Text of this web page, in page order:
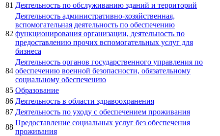
81 Деятельность по обслуживанию зданий и территорий
82
Деятельность административно-хозяйственная,
вспомогательная деятельность по обеспечению
функционирования организации, деятельность по
предоставлению прочих вспомогательных услуг для
бизнеса
84
Деятельность органов государственного управления по
обеспечению военной безопасности, обязательному
социальному обеспечению
85 Образование
86 Деятельность в области здравоохранения
87 Деятельность по уходу с обеспечением проживания
88
Предоставление социальных услуг без обеспечения
проживания